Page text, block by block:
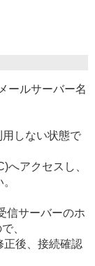
ールサーバー名
しない状態で
へアクセスし、
信サーバーのホ
、
正後、接続確認